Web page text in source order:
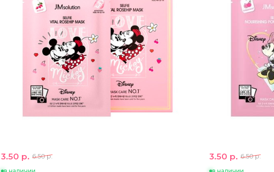
3.50 р. 6.50 р. 3.50 р. 6.50 р.